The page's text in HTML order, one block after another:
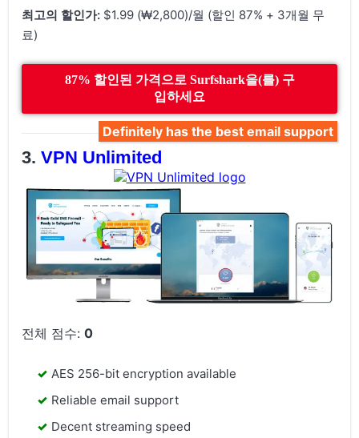
최고의 할인가: $1.99 (₩2,800)/월 (할인 87% + 3개월 무
료)
87% 할인된 가격으로 Surfshark을(를) 구
입하세요
Definitely has the best email support
VPN Unlimited
전체 점수:0
AES 256-bit encryption available
Reliable email support
Decent streaming speed